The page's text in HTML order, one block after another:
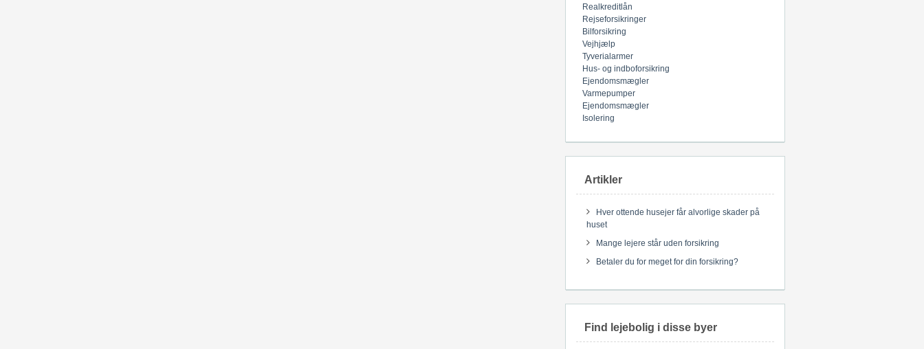
Realkreditlån
Rejseforsikringer
Bilforsikring
Vejhjælp
Tyverialarmer
Hus- og indboforsikring
Ejendomsmægler
Varmepumper
Ejendomsmægler
Isolering
Artikler
Hver ottende husejer får alvorlige skader på
huset
Mange lejere står uden forsikring
Betaler du for meget for din forsikring?
Find lejebolig i disse byer